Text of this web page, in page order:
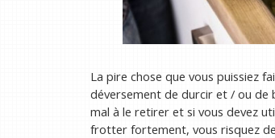
La pire chose que vous puissiez
déversement de durcir et / ou de
mal à le retirer et si vous devez
frotter fortement, vous risquez